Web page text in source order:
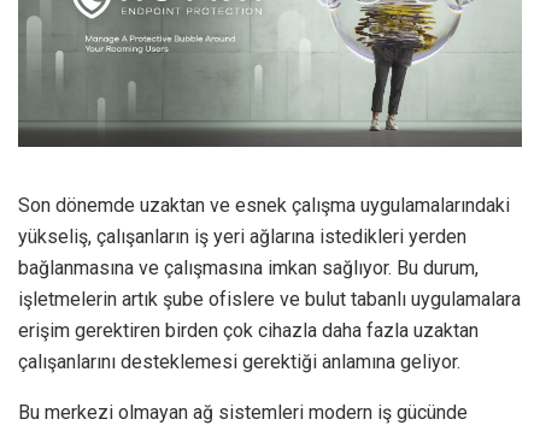
Son dönemde uzaktan ve esnek çalışma uygulamalarındaki
yükseliş, çalışanların iş yeri ağlarına istedikleri yerden
bağlanmasına ve çalışmasına imkan sağlıyor. Bu durum,
işletmelerin artık şube ofislere ve bulut tabanlı uygulamalara
erişim gerektiren birden çok cihazla daha fazla uzaktan
çalışanlarını desteklemesi gerektiği anlamına geliyor.
Bu merkezi olmayan ağ sistemleri modern iş gücünde